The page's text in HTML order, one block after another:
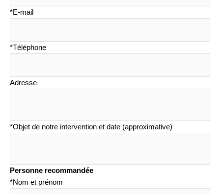
*E-mail
*Téléphone
Adresse
*Objet de notre intervention et date (approximative)
Personne recommandée
*Nom et prénom